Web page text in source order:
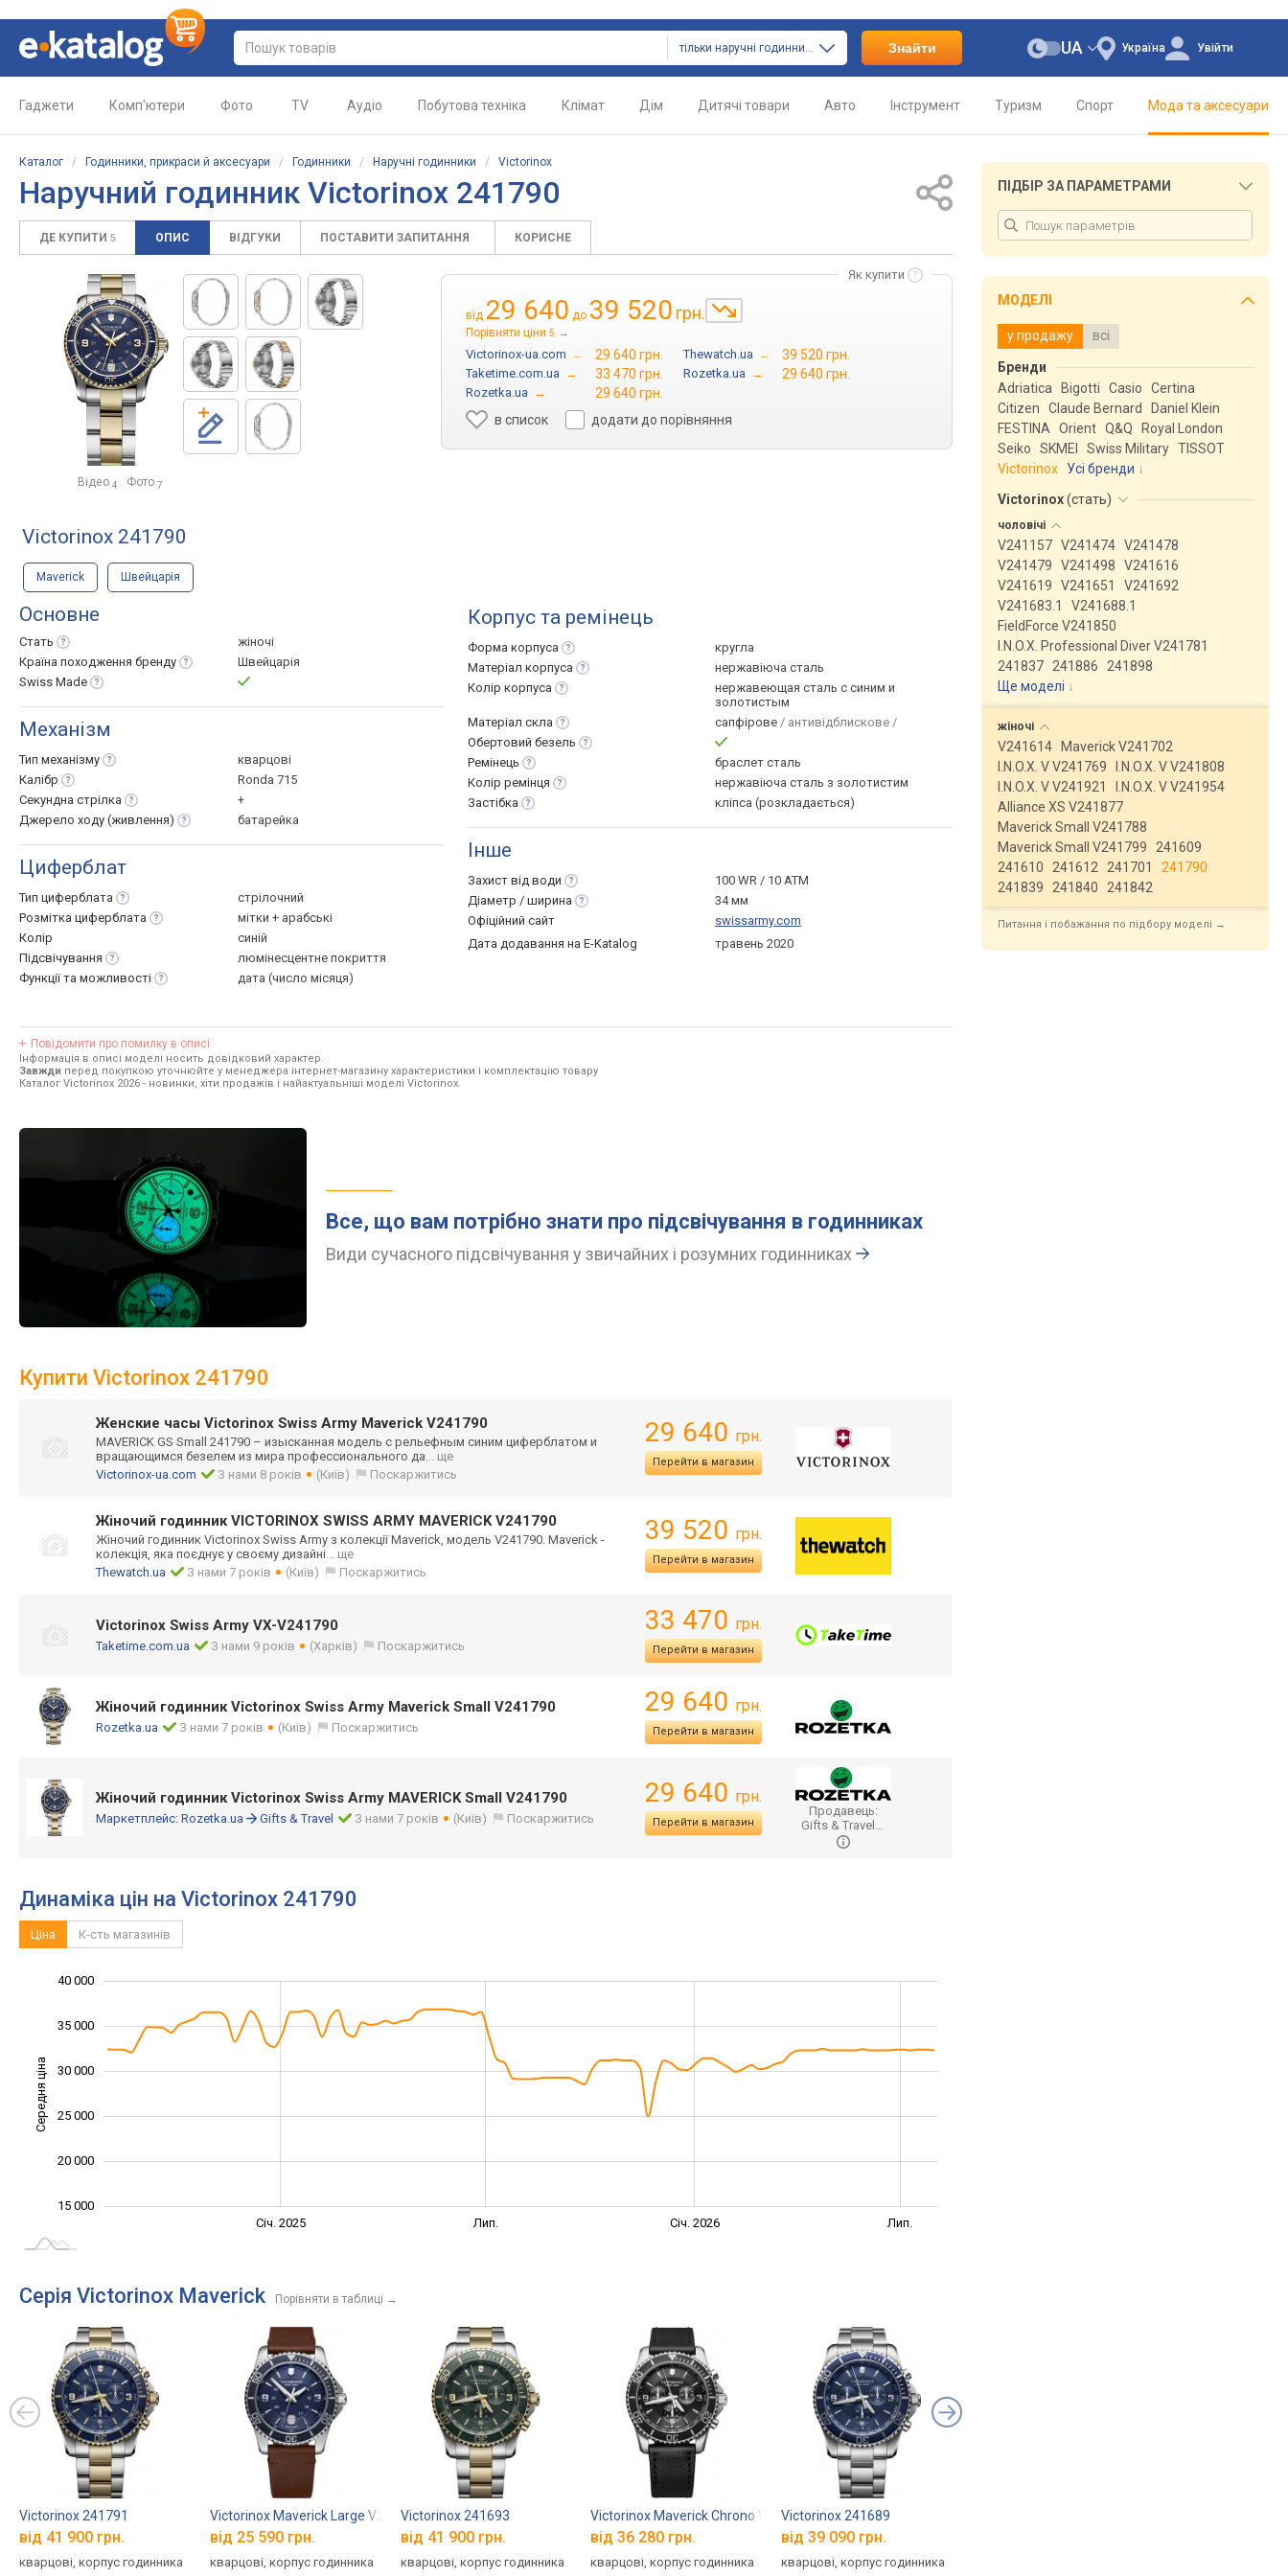
тільки наручні годинники Знайти Україна
UA Увійти
Гаджети Комп'ютери Фото TV Аудіо Побутова техніка Клімат Дім Дитячі товари Авто Інструмент Туризм Спорт Мода та аксесуари
Каталог / Годинники, прикраси й аксесуари / Годинники / Наручні годинники / Victorinox
Наручний годинник Victorinox 241790
ДЕ КУПИТИ 5 ОПИС ВІДГУКИ ПОСТАВИТИ ЗАПИТАННЯ КОРИСНЕ
Відео 4 Фото 7
Як купити
від 29 640 до 39 520 грн.
Порівняти ціни 5 →
Victorinox-ua.com → 29 640 грн. Thewatch.ua → 39 520 грн.
Taketime.com.ua → 33 470 грн. Rozetka.ua → 29 640 грн.
Rozetka.ua →
29 640 грн.
в список
додати до порівняння
Victorinox 241790
Maverick Швейцарія
Основне
Стать
жіночі
Країна походження бренду
Швейцарія
Swiss Made
Механізм
Тип механізму
кварцові
Калібр
Ronda 715
Секундна стрілка
+
Джерело ходу (живлення) батарейка
Циферблат
Тип циферблата
стрілочний
Розмітка циферблата
мітки + арабські
Колір
синій
Підсвічування
люмінесцентне покриття
Функції та можливості дата (число місяця)
Корпус та ремінець
Форма корпуса
кругла
Матеріал корпуса
нержавіюча сталь
Колір корпуса
нержавеющая сталь с синим и
золотистым
Матеріал скла сапфірове / антивідблискове /
Обертовий безель
Ремінець
браслет сталь
Колір ремінця
нержавіюча сталь з золотистим
Застібка
кліпса (розкладається)
Інше
Захист від води
100 WR / 10 ATM
Діаметр / ширина
34 мм
Офіційний сайт
swissarmy.com
Дата додавання на E-Katalog
травень 2020
Повідомити про помилку в описі
Інформація в описі моделі носить довідковий характер.
Завжди перед покупкою уточнюйте у менеджера інтернет-магазину характеристики і комплектацію товару
Каталог Victorinox 2026 - новинки, хіти продажів і найактуальніші моделі Victorinox.
Все, що вам потрібно знати про підсвічування в годинниках
Види сучасного підсвічування у звичайних і розумних годинниках
Купити Victorinox 241790
Женские часы Victorinox Swiss Army Maverick V241790
MAVERICK GS Small 241790 – изысканная модель с рельефным синим циферблатом и
вращающимся безелем из мира профессионального да... ще
Victorinox-ua.com
З нами 8 років (Київ) Поскаржитись
29 640 грн.
Перейти в магазин
Жіночий годинник VICTORINOX SWISS ARMY MAVERICK V241790
Жіночий годинник Victorinox Swiss Army з колекції Maverick, модель V241790. Maverick -
колекція, яка поєднує у своєму дизайні... ще
Thewatch.ua
З нами 7 років (Київ) Поскаржитись
39 520 грн.
Перейти в магазин
Victorinox Swiss Army VX-V241790
Taketime.com.ua З нами 9 років (Харків) Поскаржитись
33 470 грн.
Перейти в магазин
Жіночий годинник Victorinox Swiss Army Maverick Small V241790
Rozetka.ua З нами 7 років (Київ) Поскаржитись
29 640 грн.
Перейти в магазин
Жіночий годинник Victorinox Swiss Army MAVERICK Small V241790
Маркетплейс: Rozetka.ua Gifts & Travel З нами 7 років (Київ) Поскаржитись
29 640 грн.
Перейти в магазин
Продавець:
Gifts & Travel…
Динаміка цін на Victorinox 241790
Ціна К-сть магазинів
Середня ціна
15 000
20 000
25 000
30 000
35 000
40 000
Січ. 2025 Лип. Січ. 2026 Лип.
Серія Victorinox Maverick Порівняти в таблиці →
Victorinox 241791
від 41 900 грн.
кварцові, корпус годинника
Victorinox Maverick Large V241863
від 25 590 грн.
кварцові, корпус годинника
Victorinox 241693
від 41 900 грн.
кварцові, корпус годинника
Victorinox Maverick Chrono V241864
від 36 280 грн.
кварцові, корпус годинника
Victorinox 241689
від 39 090 грн.
кварцові, корпус годинника
ПІДБІР ЗА ПАРАМЕТРАМИ
МОДЕЛІ
у продажу всі
Бренди
Adriatica
Bigotti Casio
Certina
Citizen
Claude Bernard
Daniel Klein
FESTINA
Orient Q&Q
Royal London
Seiko
SKMEI Swiss Military TISSOT
Victorinox
Усі бренди
Victorinox(стать)
чоловічі
V241157 V241474 V241478
V241479
V241498
V241616
V241619
V241651
V241692
V241683.1
V241688.1
FieldForce V241850
I.N.O.X. Professional Diver V241781
241837
241886
241898
Ще моделі ↓
жіночі
V241614
Maverick V241702
I.N.O.X. V V241769
I.N.O.X. V V241808
I.N.O.X. V V241921
I.N.O.X. V V241954
Alliance XS V241877
Maverick Small V241788
Maverick Small V241799
241609
241610
241612 241701
241790
241839
241840 241842
Питання і побажання по підбору моделі →